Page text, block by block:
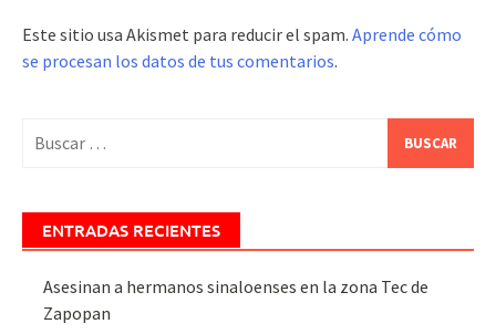
Este sitio usa Akismet para reducir el spam. Aprende cómo
se procesan los datos de tus comentarios.
ENTRADAS RECIENTES
Asesinan a hermanos sinaloenses en la zona Tec de
Zapopan